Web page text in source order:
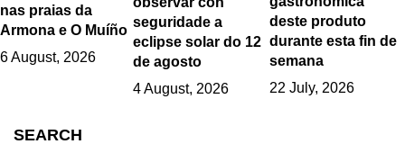
nas praias da
Armona e O Muíño
6 August, 2026
seguridade a
eclipse solar do 12
de agosto
4 August, 2026
deste produto
durante esta fin de
semana
22 July, 2026
SEARCH